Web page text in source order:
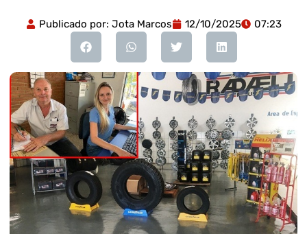
Publicado por: Jota Marcos 12/10/2025 07:23